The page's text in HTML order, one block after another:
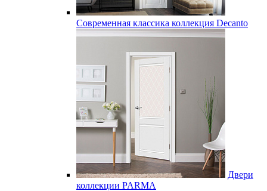
Современная классика коллекция Decanto
Двери
коллекции PARMA